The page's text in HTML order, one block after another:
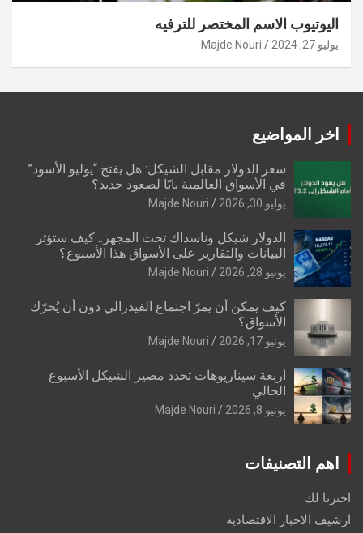
اليوتيوب الاسم المختصر للترفيه
يوليو 27, 2024 Majde Nouri
اخر المواضيع
سعر الدولار مقابل الشيكل: هل يفتح “يوليو الأسود”
في الأسواق العالمية بابًا لصعود جديد؟
يوليو 30, 2026 Majde Nouri
الدولار شيكل وناسداك تحت المجهر.. كيف ستؤثر
البيانات والتقارير على الأسواق هذا الأسبوع؟
يونيو 28, 2026 Majde Nouri
كيف يمكن أن يمرّ اجتماع الفيدرالي دون أن يُحرّك
الأسواق؟
يونيو 17, 2026 Majde Nouri
أربعة سيناريوهات تحدد مصير الشيكل الأسبوع
الحالي
يونيو 8, 2026 Majde Nouri
اهم التصنيفات
اخترنا لك
ارشيف الاخبار الاقتصادية